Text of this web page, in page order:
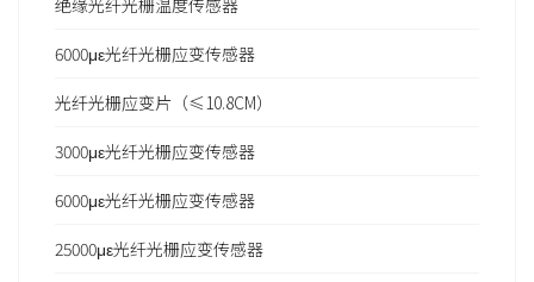
绝缘光纤光栅温度传感器
6000με光纤光栅应变传感器
光纤光栅应变片（≤10.8CM）
3000με光纤光栅应变传感器
6000με光纤光栅应变传感器
25000με光纤光栅应变传感器